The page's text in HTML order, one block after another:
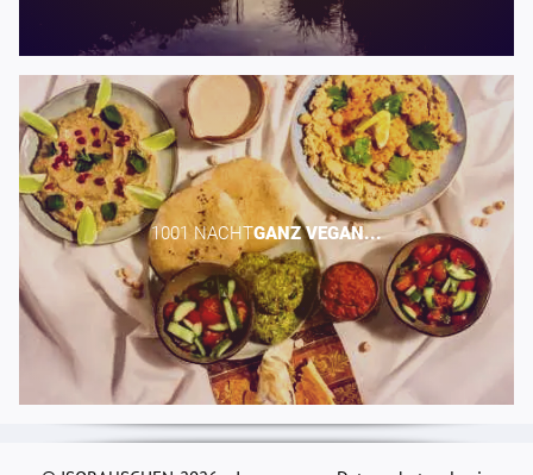
1001 NACHT​GANZ VEGAN...